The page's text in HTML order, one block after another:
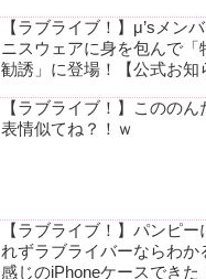
【ラブライブ！】μ’sメン
ニスウェアに身を包んで「
勧誘」に登場！【公式お知
【ラブライブ！】こののん
表情似てね？！ｗ
【ラブライブ！】パンピー
れずラブライバーならわか
感じのiPhoneケースできた